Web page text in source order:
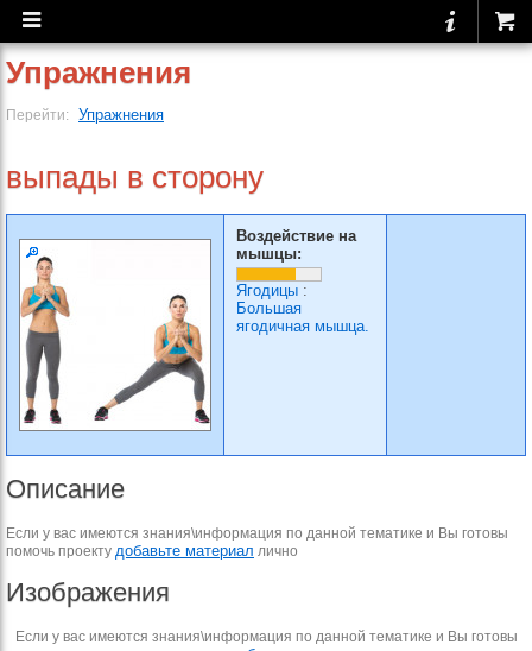
Упражнения
Перейти: Упражнения
выпады в сторону
Воздействие на
мышцы:
Ягодицы :
Большая
ягодичная мышца.
Описание
Если у вас имеются знания\информация по данной тематике и Вы готовы
помочь проекту добавьте материал лично
Изображения
Если у вас имеются знания\информация по данной тематике и Вы готовы